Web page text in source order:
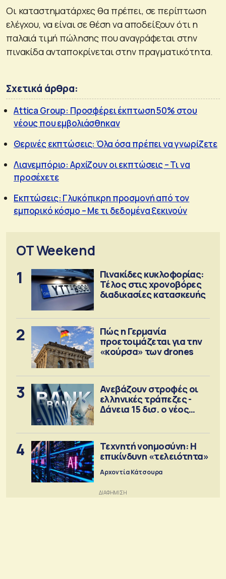
Οι καταστηματάρχες θα πρέπει, σε περίπτωση
ελέγχου, να είναι σε θέση να αποδείξουν ότι η
παλαιά τιμή πώλησης που αναγράφεται στην
πινακίδα ανταποκρίνεται στην πραγματικότητα.
Σχετικά άρθρα:
Attica Group: Προσφέρει έκπτωση 50% στου
νέους που εμβολιάσθηκαν
Θερινές εκπτώσεις: Όλα όσα πρέπει να γνωρίζετε
Λιανεμπόριο: Αρχίζουν οι εκπτώσεις – Τι να
προσέχετε
Εκπτώσεις: Γλυκόπικρη προσμονή από τον
εμπορικό κόσμο – Με τι δεδομένα ξεκινούν
OT Weekend
1
Πινακίδες κυκλοφορίας:
Τέλος στις χρονοβόρες
διαδικασίες κατασκευής
2
Πώς η Γερμανία
προετοιμάζεται για την
«κούρσα» των drones
3
Ανεβάζουν στροφές οι
ελληνικές τράπεζες -
Δάνεια 15 δισ. ο νέος
4
Τεχνητή νοημοσύνη: Η
επικίνδυνη «τελειότητα»
Αρχοντία Κάτσουρα